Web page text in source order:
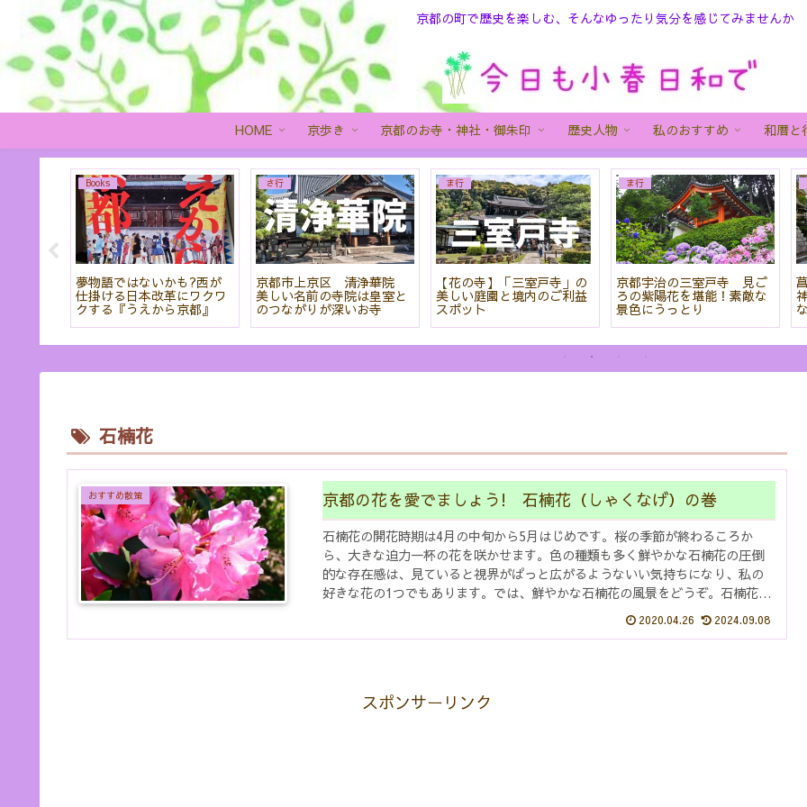
京都の町で歴史を楽しむ、そんなゆったり気分を感じてみませんか
HOME 京歩き 京都のお寺・神社・御朱印 歴史人物 私のおすすめ 和暦と
Books
夢物語ではないかも?西が
仕掛ける日本改革にワクワ
クする『うえから京都』
さ行
京都市上京区 清浄華院
美しい名前の寺院は皇室と
のつながりが深いお寺
ま行
【花の寺】「三室戸寺」の
美しい庭園と境内のご利益
スポット
ま行
京都宇治の三室戸寺 見ご
ろの紫陽花を堪能！素敵な
景色にうっとり
石楠花
おすすめ散策 京都の花を愛でましょう! 石楠花（しゃくなげ）の巻
石楠花の開花時期は4月の中旬から5月はじめです。桜の季節が終わるころか
ら、大きな迫力一杯の花を咲かせます。色の種類も多く鮮やかな石楠花の圧倒
的な存在感は、見ていると視界がぱっと広がるようないい気持ちになり、私の
好きな花の1つでもあります。では、鮮やかな石楠花の風景をどうぞ。石楠花の
2020.04.26 2024.09.08
スポンサーリンク